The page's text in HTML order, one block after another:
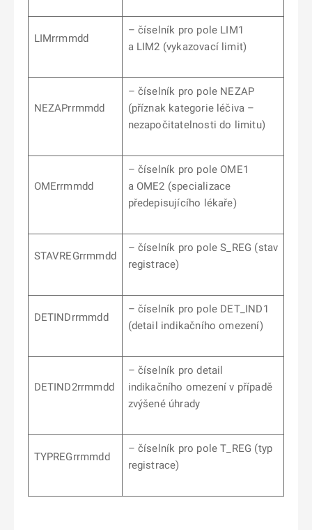
LIMrrmmdd
– číselník pro pole LIM1
a LIM2 (vykazovací limit)
NEZAPrrmmdd
– číselník pro pole NEZAP
(příznak kategorie léčiva –
nezapočitatelnosti do limitu)
OMErrmmdd
– číselník pro pole OME1
a OME2 (specializace
předepisujícího lékaře)
STAVREGrrmmdd
– číselník pro pole S_REG (stav
registrace)
DETINDrrmmdd
– číselník pro pole DET_IND1
(detail indikačního omezení)
DETIND2rrmmdd
– číselník pro detail
indikačního omezení v případě
zvýšené úhrady
TYPREGrrmmdd
– číselník pro pole T_REG (typ
registrace)